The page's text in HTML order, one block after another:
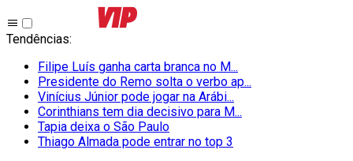
Tendências:
Filipe Luís ganha carta branca no M...
Presidente do Remo solta o verbo ap...
Vinícius Júnior pode jogar na Arábi...
Corinthians tem dia decisivo para M...
Tapia deixa o São Paulo
Thiago Almada pode entrar no top 3